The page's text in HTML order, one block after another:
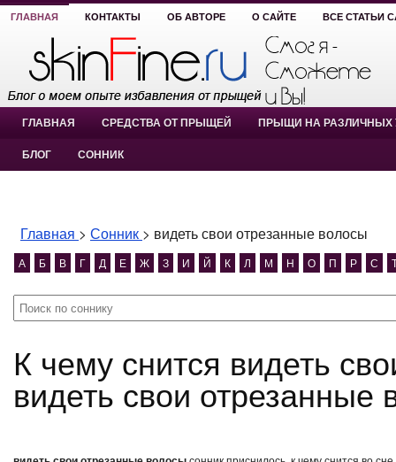
ГЛАВНАЯ КОНТАКТЫ ОБ АВТОРЕ О САЙТЕ ВСЕ СТАТЬИ
ГЛАВНАЯ СРЕДСТВА ОТ ПРЫЩЕЙ ПРЫЩИ НА РАЗЛИЧНЫХ
БЛОГ СОННИК
Главная > Сонник > видеть свои отрезанные волосы
А Б В Г Д Е Ж З И Й К Л М Н О П Р С
К чему снится видеть свои отрезанные волосы?
видеть свои отрезанные